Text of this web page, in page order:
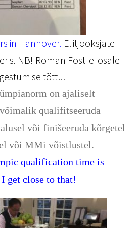
in Hannover. Eliitjooksjate
NB! Roman Fosti ei osale
tõttu.
on ajaliselt
qualifitseeruda
või finišeeruda kõrgetel
või MMi võistlustel.
qualification time is
get close to that!